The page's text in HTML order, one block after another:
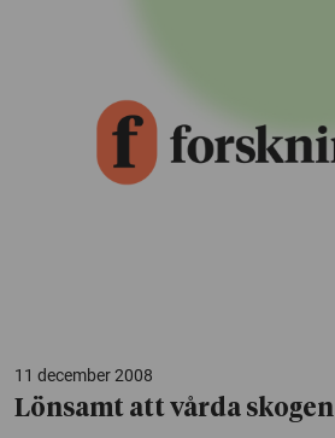
11 december 2008
Lönsamt att vårda skogen